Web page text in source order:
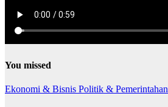
You missed
Ekonomi & Bisnis Politik & Pemerintahan